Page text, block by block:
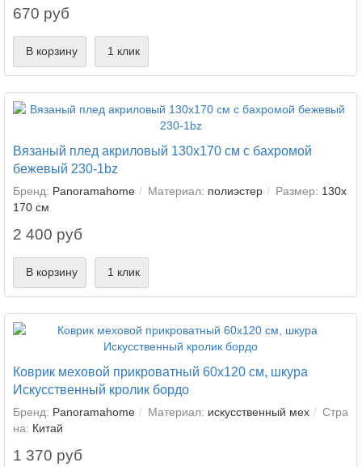
670 руб
В корзину 1 клик
Вязаный плед акриловый 130х170 см с бахромой
бежевый 230-1bz
Бренд: Panoramahome Материал: полиэстер Размер: 130х
170 см
2 400 руб
В корзину 1 клик
Коврик меховой прикроватный 60х120 см, шкура
Искусственный кролик бордо
Бренд: Panoramahome Материал: искусственный мех
Стра
на: Китай
1 370 руб